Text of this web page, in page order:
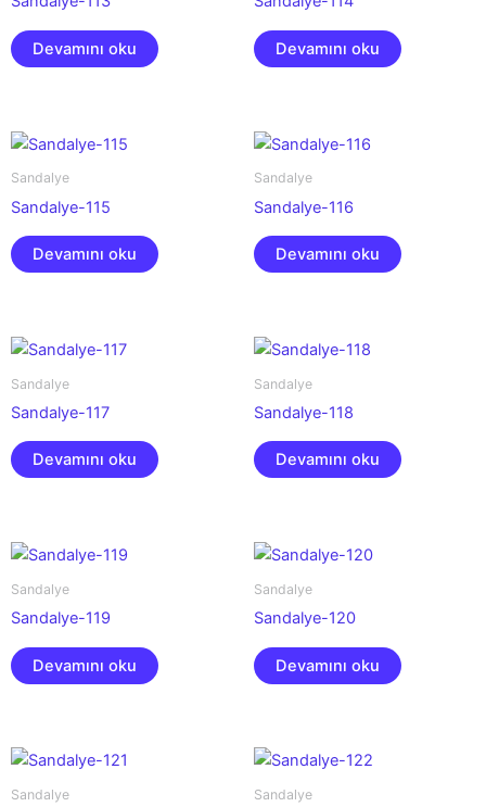
Devamını oku Devamını oku
Sandalye
Sandalye-115
Devamını oku
Sandalye
Sandalye-116
Devamını oku
Sandalye
Sandalye-117
Devamını oku
Sandalye
Sandalye-118
Devamını oku
Sandalye
Sandalye-119
Devamını oku
Sandalye
Sandalye-120
Devamını oku
Sandalye Sandalye